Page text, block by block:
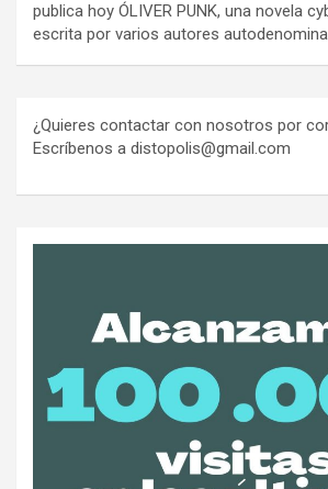
publica hoy ÓLIVER PUNK, una novela
escrita por varios autores
¿Quieres contactar con nosotros por
Escríbenos a distopolis@gmail.com